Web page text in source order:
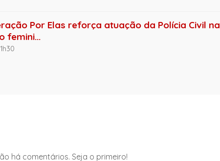
Por Elas reforça atuação da Polícia Civil na
femini...
há comentários. Seja o primeiro!